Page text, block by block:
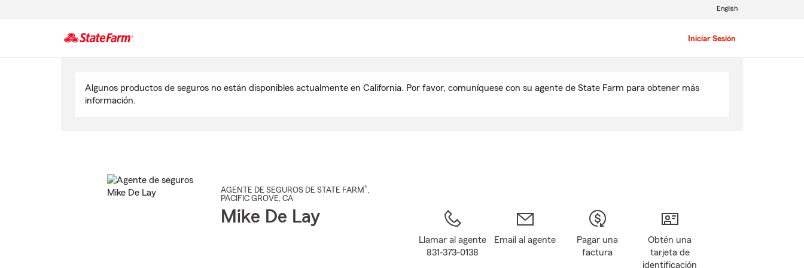
Iniciar Sesión
English
Algunos productos de seguros no están disponibles actualmente en California. Por favor, comuníquese con su agente de State Farm para obtener más
información.
AGENTE DE SEGUROS DE STATE FARM®,
PACIFIC GROVE, CA
Mike De Lay
Llamar al agente
831-373-0138
Email al agente
Pagar una
factura
Obtén una
tarjeta de
identificación